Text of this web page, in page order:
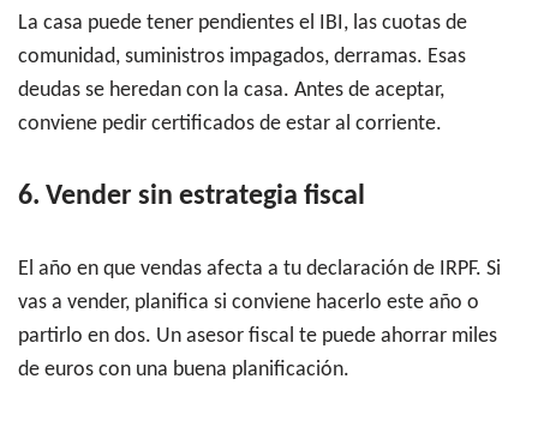
La casa puede tener pendientes el IBI, las cuotas de
comunidad, suministros impagados, derramas. Esas
deudas se heredan con la casa. Antes de aceptar,
conviene pedir certificados de estar al corriente.
6. Vender sin estrategia fiscal
El año en que vendas afecta a tu declaración de IRPF. Si
vas a vender, planifica si conviene hacerlo este año o
partirlo en dos. Un asesor fiscal te puede ahorrar miles
de euros con una buena planificación.